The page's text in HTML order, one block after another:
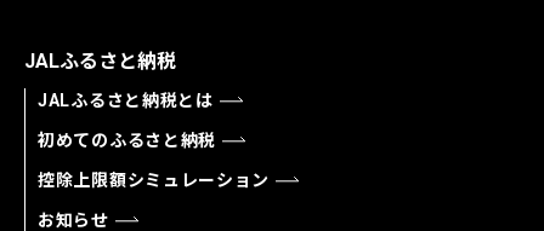
JALふるさと納税
JALふるさと納税とは
初めてのふるさと納税
控除上限額シミュレーション
お知らせ